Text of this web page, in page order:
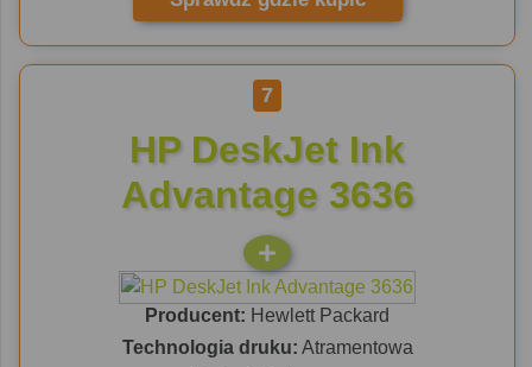
7
HP DeskJet Ink
Advantage 3636
Producent: Hewlett Packard
Technologia druku: Atramentowa